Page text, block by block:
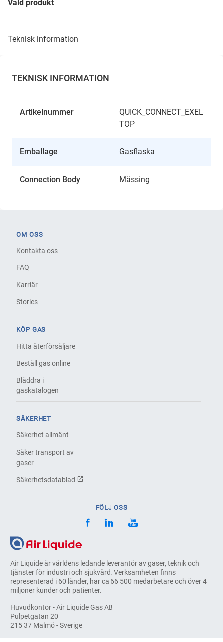
Vald produkt
teknisk information
TEKNISK INFORMATION
Artikelnummer
QUICK_CONNECT_EXEL
TOP
Emballage Gasflaska
Connection Body Mässing
Air Liquide är världens ledande leverantör av gaser, teknik och
tjänster för industri och sjukvård. Verksamheten finns
representerad i 60 länder, har ca 66 500 medarbetare och över 4
miljoner kunder och patienter.
Huvudkontor - Air Liquide Gas AB
Pulpetgatan 20
215 37 Malmö - Sverige
OM OSS
Kontakta oss
FAQ
Karriär
Stories
KÖP GAS
Hitta återförsäljare
Beställ gas online
Bläddra i
gaskatalogen
SÄKERHET
Säkerhet allmänt
Säker transport av
gaser
Säkerhetsdatablad
FÖLJ OSS